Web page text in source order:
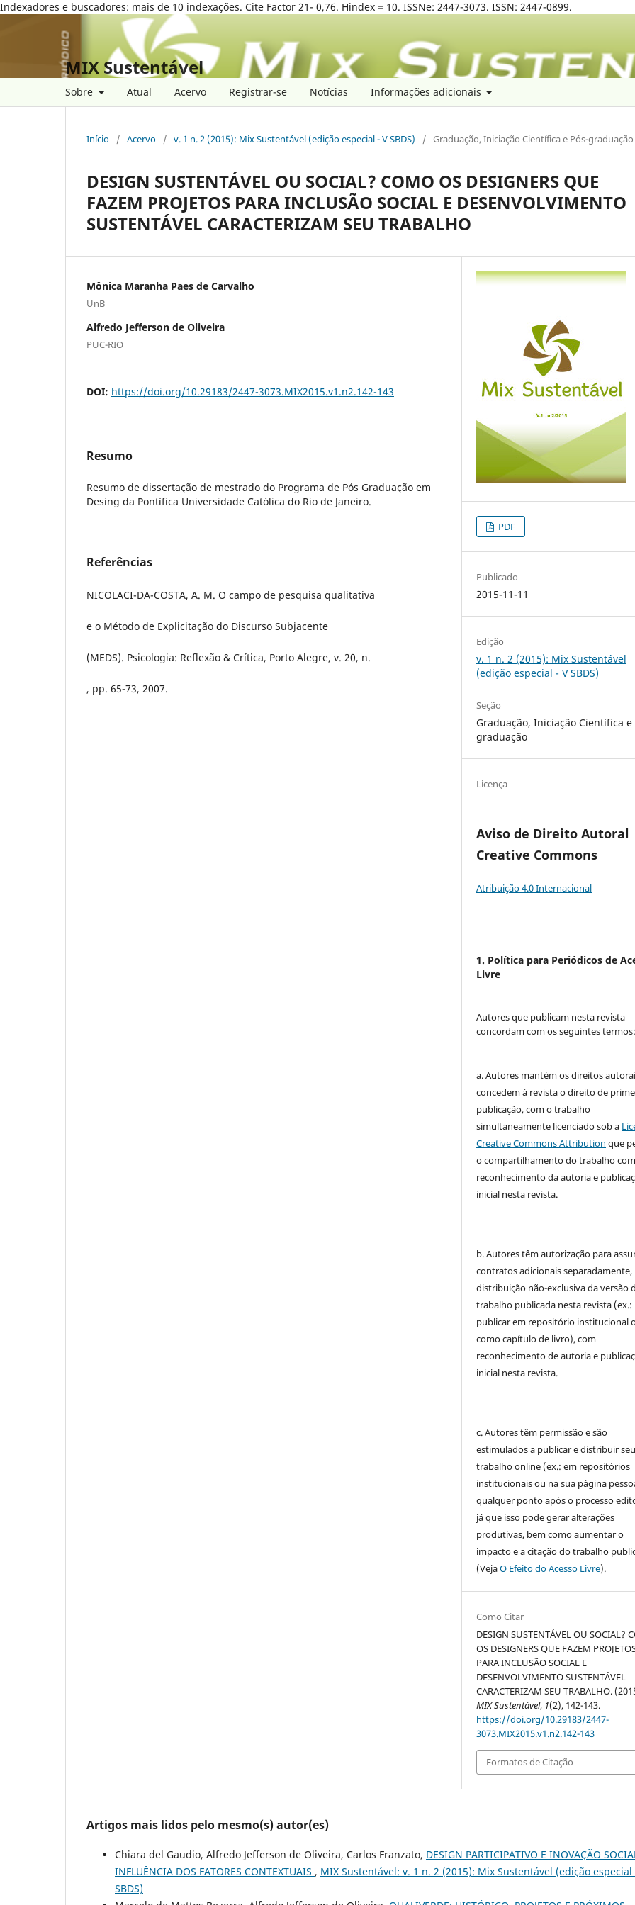
Indexadores e buscadores: mais de 10 indexações. Cite Factor 21- 0,76. Hindex = 10. ISSNe: 2447-3073. ISSN: 2447-0899.
MIX Sustentável
Sobre Atual Acervo Registrar-se Notícias Informações adicionais
Início / Acervo / v. 1 n. 2 (2015): Mix Sustentável (edição especial - V SBDS) / Graduação, Iniciação Científica e Pós-graduação
DESIGN SUSTENTÁVEL OU SOCIAL? COMO OS DESIGNERS QUE
FAZEM PROJETOS PARA INCLUSÃO SOCIAL E DESENVOLVIMENTO
SUSTENTÁVEL CARACTERIZAM SEU TRABALHO
Mônica Maranha Paes de Carvalho
UnB
Alfredo Jefferson de Oliveira
PUC-RIO
DOI: https://doi.org/10.29183/2447-3073.MIX2015.v1.n2.142-143
Resumo
Resumo de dissertação de mestrado do Programa de Pós Graduação em
Desing da Pontífica Universidade Católica do Rio de Janeiro.
Referências
NICOLACI-DA-COSTA, A. M. O campo de pesquisa qualitativa
e o Método de Explicitação do Discurso Subjacente
(MEDS). Psicologia: Reflexão & Crítica, Porto Alegre, v. 20, n.
, pp. 65-73, 2007.
PDF
Publicado
2015-11-11
Edição
v. 1 n. 2 (2015): Mix Sustentável
(edição especial - V SBDS)
Seção
Graduação, Iniciação Científica e
graduação
Licença
Aviso de Direito Autoral
Creative Commons
Atribuição 4.0 Internacional
1. Política para Periódicos de
Livre
Autores que publicam nesta revista
concordam com os seguintes
a. Autores mantém os direitos
concedem à revista o direito de
publicação, com o trabalho
simultaneamente licenciado sob a
Creative Commons Attribution que
o compartilhamento do trabalho
reconhecimento da autoria e
inicial nesta revista.
b. Autores têm autorização para
contratos adicionais separadamente,
distribuição não-exclusiva da versão
trabalho publicada nesta revista (ex.:
publicar em repositório institucional
como capítulo de livro), com
reconhecimento de autoria e
inicial nesta revista.
c. Autores têm permissão e são
estimulados a publicar e distribuir
trabalho online (ex.: em repositórios
institucionais ou na sua página
qualquer ponto após o processo
já que isso pode gerar alterações
produtivas, bem como aumentar o
impacto e a citação do trabalho
(VejaO Efeito do Acesso Livre).
Como Citar
DESIGN SUSTENTÁVEL OU SOCIAL?
OS DESIGNERS QUE FAZEM
PARA INCLUSÃO SOCIAL E
DESENVOLVIMENTO SUSTENTÁVEL
CARACTERIZAM SEU TRABALHO.
MIX Sustentável, 1(2), 142-143.
https://doi.org/10.29183/2447-
3073.MIX2015.v1.n2.142-143
Formatos de Citação
Artigos mais lidos pelo mesmo(s) autor(es)
Chiara del Gaudio, Alfredo Jefferson de Oliveira, Carlos Franzato, DESIGN PARTICIPATIVO E INOVAÇÃO
INFLUÊNCIA DOS FATORES CONTEXTUAIS , MIX Sustentável: v. 1 n. 2 (2015): Mix Sustentável (edição especial
SBDS)